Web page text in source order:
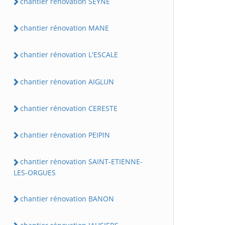
chantier rénovation MANE
chantier rénovation L'ESCALE
chantier rénovation AIGLUN
chantier rénovation CERESTE
chantier rénovation PEIPIN
chantier rénovation SAINT-ETIENNE-
LES-ORGUES
chantier rénovation BANON